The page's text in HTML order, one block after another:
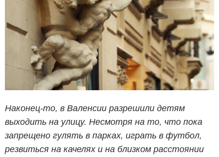
Наконец-то, в Валенсии разрешили детям
выходить на улицу. Несмотря на то, что пока
запрещено гулять в парках, играть в футбол,
резвиться на качелях и на близком расстоянии